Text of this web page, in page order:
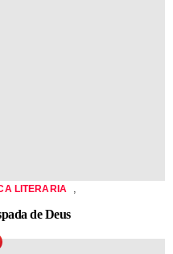
LITERARIA
de Deus